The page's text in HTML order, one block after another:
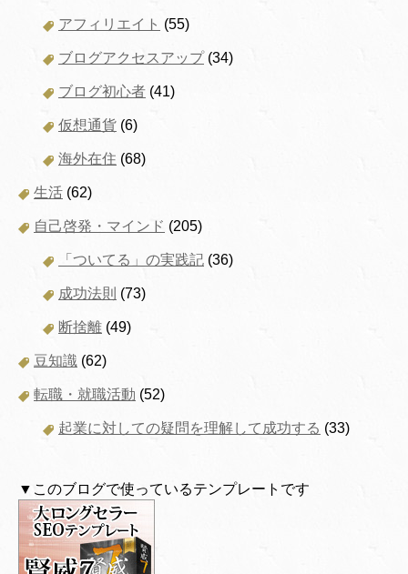
アフィリエイト (55)
ブログアクセスアップ(34)
ブログ初心者 (41)
仮想通貨 (6)
海外在住 (68)
生活 (62)
自己啓発・マインド (205)
「ついてる」の実践記 (36)
成功法則 (73)
断捨離 (49)
豆知識 (62)
転職・就職活動 (52)
起業に対しての疑問を理解して成功する (33)
▼このブログで使っているテンプレートです